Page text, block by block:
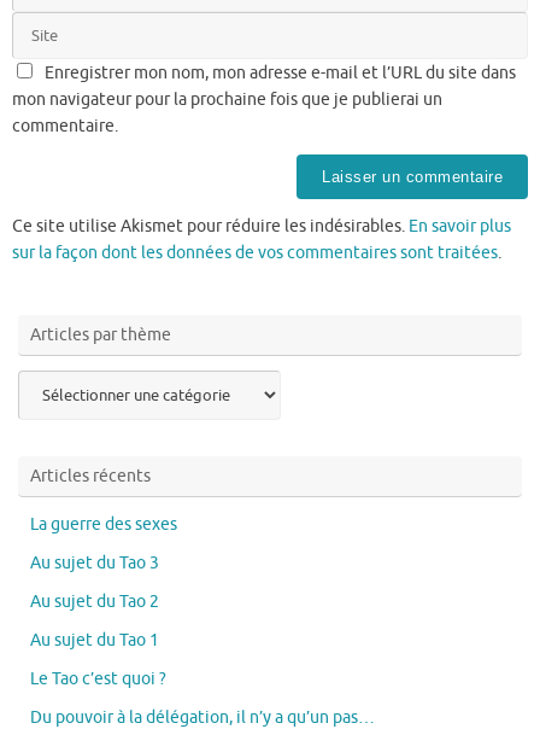
Enregistrer mon nom, mon adresse e-mail et l’URL du site dans
mon navigateur pour la prochaine fois que je publierai un
commentaire.
Ce site utilise Akismet pour réduire les indésirables. En savoir plus
sur la façon dont les données de vos commentaires sont traitées.
Articles par thème
Articles récents
La guerre des sexes
Au sujet du Tao 3
Au sujet du Tao 2
Au sujet du Tao 1
Le Tao c’est quoi ?
Du pouvoir à la délégation, il n’y a qu’un pas…